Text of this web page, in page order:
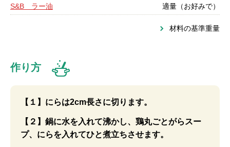
S&B ラー油 適量（お好みで）
材料の基準重量
作り方
【１】にらは2cm長さに切ります。
【２】鍋に水を入れて沸かし、鶏丸ごとがらスー
プ、にらを入れてひと煮立ちさせます。